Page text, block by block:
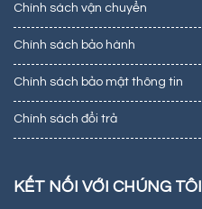
Chính sách vận chuyển
Chính sách bảo hành
Chính sách bảo mật thông tin
Chính sách đổi trả
KẾT NỐI VỚI CHÚNG TÔI